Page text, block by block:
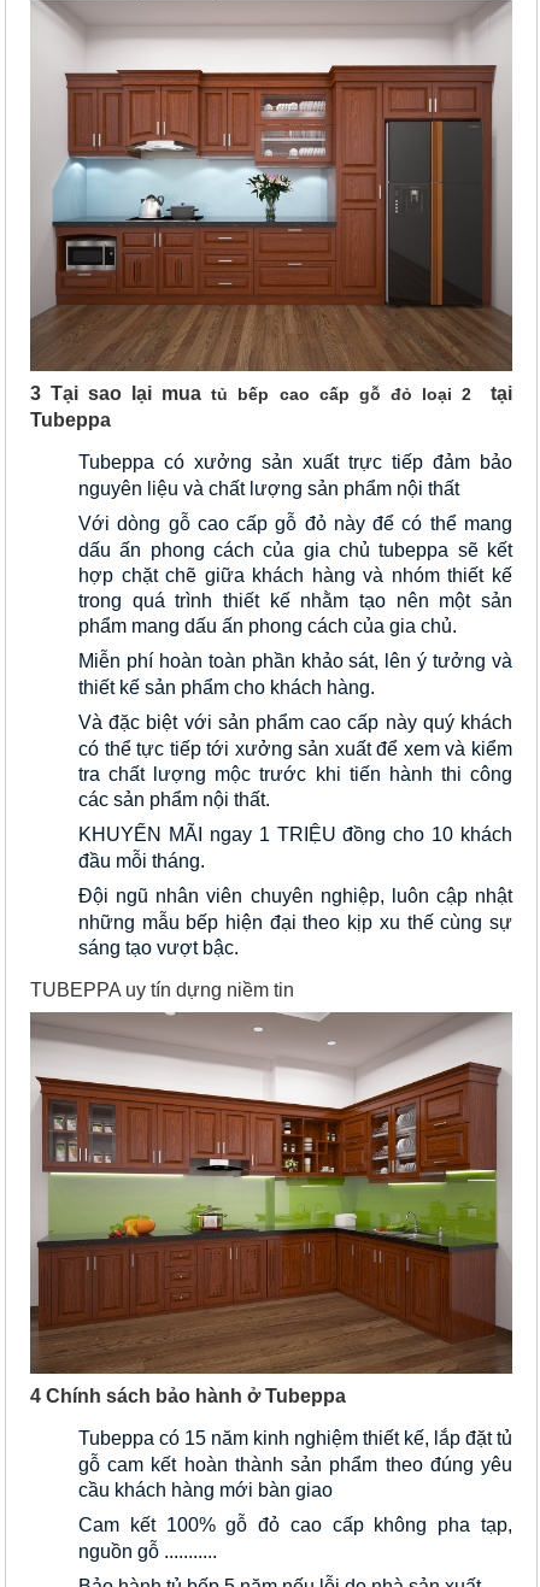
3 Tại sao lại muatủ bếp cao cấp gỗ đỏ loại 2tại
Tubeppa
Tubeppa có xưởng sản xuất trực tiếp đảm bảo
nguyên liệu và chất lượng sản phẩm nội thất
Với dòng gỗ cao cấp gỗ đỏ này để có thể mang
dấu ấn phong cách của gia chủ tubeppa sẽ kết
hợp chặt chẽ giữa khách hàng và nhóm thiết kế
trong quá trình thiết kế nhằm tạo nên một sản
phẩm mang dấu ấn phong cách của gia chủ.
Miễn phí hoàn toàn phần khảo sát, lên ý tưởng và
thiết kế sản phẩm cho khách hàng.
Và đặc biệt với sản phẩm cao cấp này quý khách
có thể tực tiếp tới xưởng sản xuất để xem và kiểm
tra chất lượng mộc trước khi tiến hành thi công
các sản phẩm nội thất.
KHUYẾN MÃI ngay 1 TRIỆU đồng cho 10 khách
đầu mỗi tháng.
Đội ngũ nhân viên chuyên nghiệp, luôn cập nhật
những mẫu bếp hiện đại theo kịp xu thế cùng sự
sáng tạo vượt bậc.
TUBEPPA uy tín dựng niềm tin
4 Chính sách bảo hành ở Tubeppa
Tubeppa có 15 năm kinh nghiệm thiết kế, lắp đặt tủ
gỗ cam kết hoàn thành sản phẩm theo đúng yêu
cầu khách hàng mới bàn giao
Cam kết 100% gỗ đỏ cao cấp không pha tạp,
nguồn gỗ ...........